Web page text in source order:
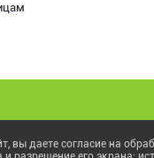
вы даете согласие на